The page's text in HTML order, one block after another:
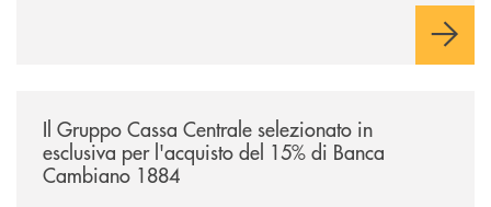
comuni e sulla prossimità ai territori, per ampliare l’offerta e
Il Gruppo Cassa Centrale selezionato in
esclusiva per l'acquisto del 15% di Banca
Cambiano 1884